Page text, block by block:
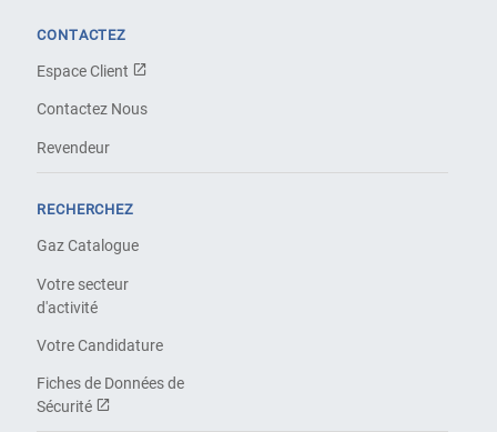
CONTACTEZ
Espace Client
Contactez Nous
Revendeur
RECHERCHEZ
Gaz Catalogue
Votre secteur
d'activité
Votre Candidature
Fiches de Données de
Sécurité